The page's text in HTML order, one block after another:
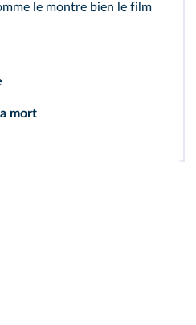
le montre bien le film
mort